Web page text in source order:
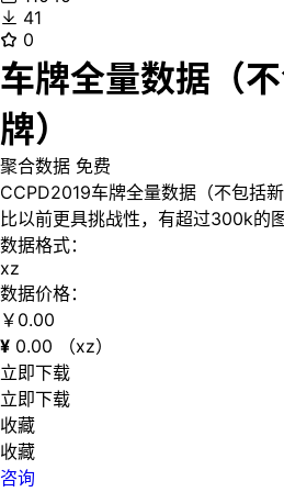
41
0
车牌全量数据（
牌）
聚合数据 免费
CCPD2019车牌全量数据（不包括
比以前更具挑战性，有超过300k的
数据格式：
xz
数据价格：
￥ 0.00
¥ 0.00
（xz）
立即下载
立即下载
收藏
收藏
咨询